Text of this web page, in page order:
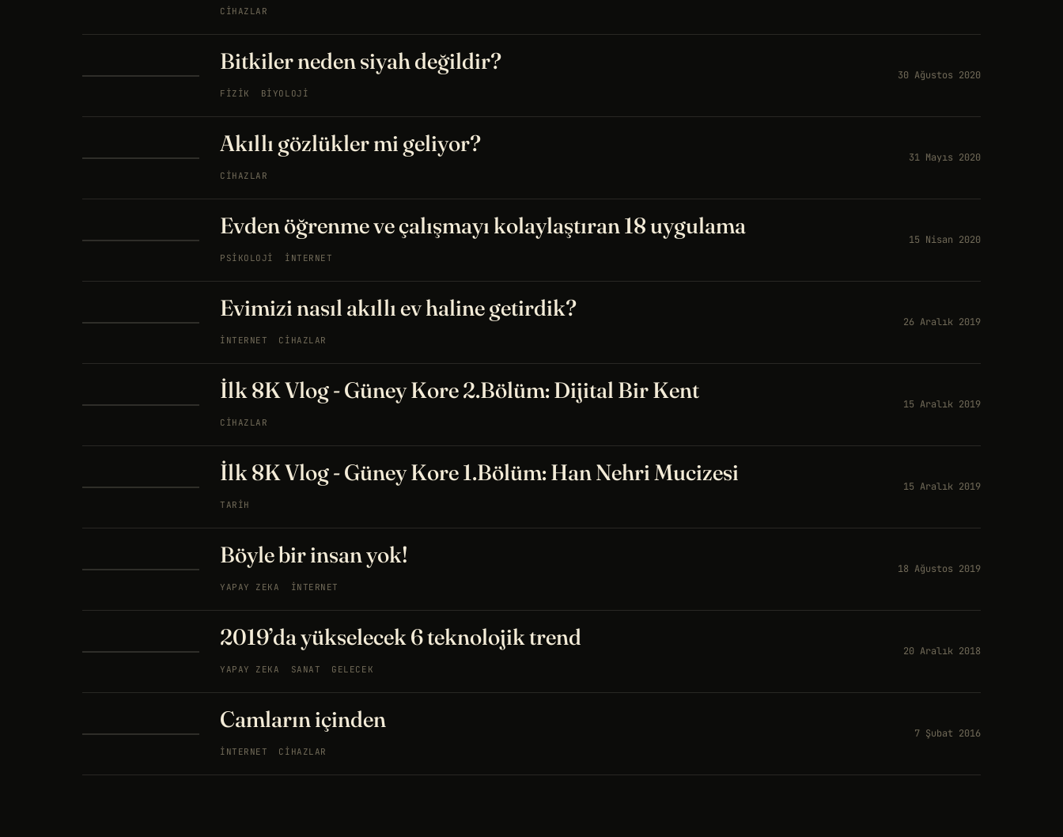
CIHAZLAR
Bitkiler neden siyah değildir?
FIZIK BIYOLOJI
30 Ağustos 2020
Akıllı gözlükler mi geliyor?
CIHAZLAR
31 Mayıs 2020
Evden öğrenme ve çalışmayı kolaylaştıran 18 uygulama
PSIKOLOJI İNTERNET
15 Nisan 2020
Evimizi nasıl akıllı ev haline getirdik?
İNTERNET CIHAZLAR
26 Aralık 2019
İlk 8K Vlog - Güney Kore 2.Bölüm: Dijital Bir Kent
CIHAZLAR
15 Aralık 2019
İlk 8K Vlog - Güney Kore 1.Bölüm: Han Nehri Mucizesi
TARIH
15 Aralık 2019
Böyle bir insan yok!
YAPAY ZEKA İNTERNET
18 Ağustos 2019
2019’da yükselecek 6 teknolojik trend
YAPAY ZEKA SANAT GELECEK
20 Aralık 2018
Camların içinden
İNTERNET CIHAZLAR
7 Şubat 2016